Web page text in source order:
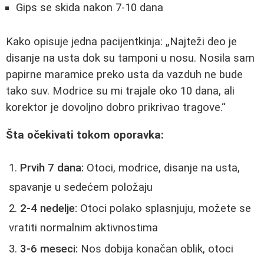
Gips se skida nakon 7-10 dana
Kako opisuje jedna pacijentkinja:
Najteži deo je
disanje na usta dok su tamponi u nosu. Nosila sam
papirne maramice preko usta da vazduh ne bude
tako suv. Modrice su mi trajale oko 10 dana, ali
korektor je dovoljno dobro prikrivao tragove.
Šta očekivati tokom oporavka:
Prvih 7 dana: Otoci, modrice, disanje na usta,
spavanje u sedećem položaju
2-4 nedelje: Otoci polako splasnjuju, možete se
vratiti normalnim aktivnostima
3-6 meseci: Nos dobija konačan oblik, otoci